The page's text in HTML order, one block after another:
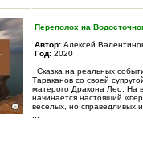
Переполох на
Автор: Алексей
Год: 2020
Сказка на реальных
Тараканов со своей
матерого Дракона Лео. На
начинается настоящий
веселых, но справедливых